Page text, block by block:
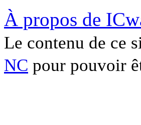
À propos de
Le contenu de ce
NC pour pouvoir